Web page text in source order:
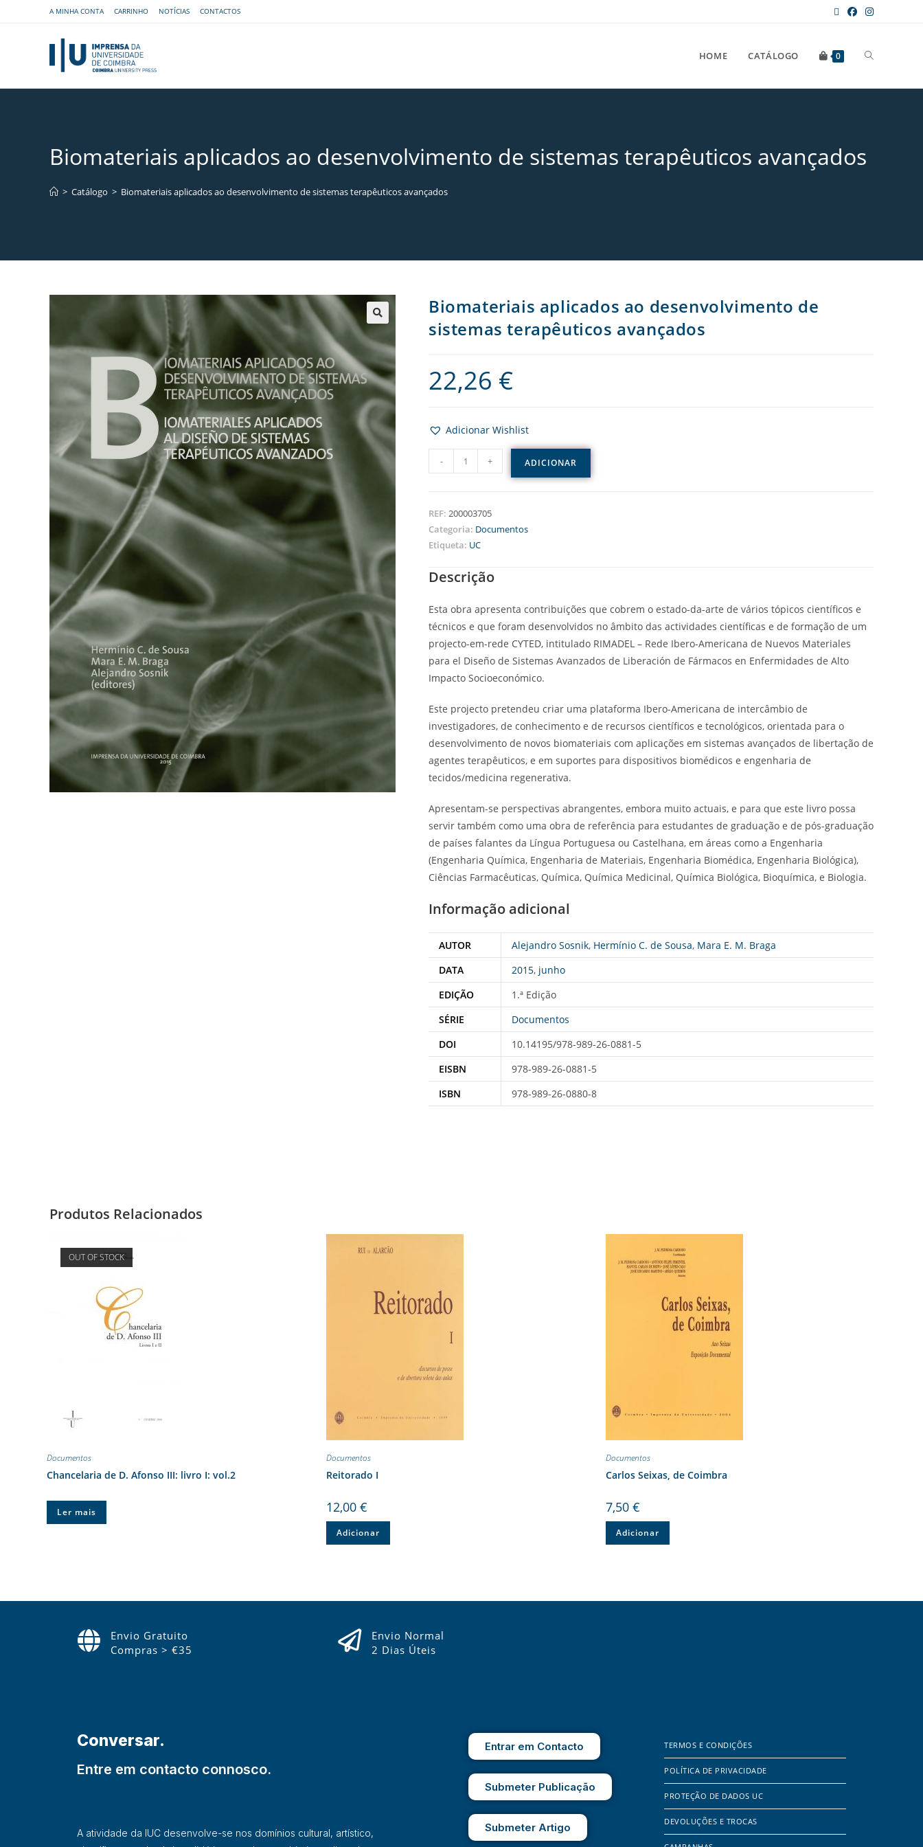
A MINHA CONTA CARRINHO NOTÍCIAS CONTACTOS
HOME CATÁLOGO 0
Biomateriais aplicados ao desenvolvimento de sistemas terapêuticos avançados
> Catálogo > Biomateriais aplicados ao desenvolvimento de sistemas terapêuticos avançados
Biomateriais aplicados ao desenvolvimento de
sistemas terapêuticos avançados
22,26 €
Adicionar Wishlist
- + ADICIONAR
REF: 200003705
Categoria: Documentos
Etiqueta: UC
Descrição
Esta obra apresenta contribuições que cobrem o estado-da-arte de vários tópicos científicos e
técnicos e que foram desenvolvidos no âmbito das actividades científicas e de formação de um
projecto-em-rede CYTED, intitulado RIMADEL – Rede Ibero-Americana de Nuevos Materiales
para el Diseño de Sistemas Avanzados de Liberación de Fármacos en Enfermidades de Alto
Impacto Socioeconómico.
Este projecto pretendeu criar uma plataforma Ibero-Americana de intercâmbio de
investigadores, de conhecimento e de recursos científicos e tecnológicos, orientada para o
desenvolvimento de novos biomateriais com aplicações em sistemas avançados de libertação de
agentes terapêuticos, e em suportes para dispositivos biomédicos e engenharia de
tecidos/medicina regenerativa.
Apresentam-se perspectivas abrangentes, embora muito actuais, e para que este livro possa
servir também como uma obra de referência para estudantes de graduação e de pós-graduação
de países falantes da Língua Portuguesa ou Castelhana, em áreas como a Engenharia
(Engenharia Química, Engenharia de Materiais, Engenharia Biomédica, Engenharia Biológica),
Ciências Farmacêuticas, Química, Química Medicinal, Química Biológica, Bioquímica, e Biologia.
Informação adicional
AUTOR Alejandro Sosnik, Hermínio C. de Sousa, Mara E. M. Braga
DATA
2015, junho
EDIÇÃO
1.ª Edição
SÉRIE
Documentos
DOI
10.14195/978-989-26-0881-5
EISBN
978-989-26-0881-5
ISBN
978-989-26-0880-8
Produtos Relacionados
OUT OF STOCK
Documentos
Chancelaria de D. Afonso III: livro I: vol.2
Ler mais
Documentos
Reitorado I
12,00 €
Adicionar
Documentos
Carlos Seixas, de Coimbra
7,50 €
Adicionar
Envio Gratuito
Compras > €35
Envio Normal
2 Dias Úteis
Conversar.
Entre em contacto connosco.
A atividade da IUC desenvolve-se nos domínios cultural, artístico,
Entrar em Contacto
Submeter Publicação
Submeter Artigo
TERMOS E CONDIÇÕES
POLÍTICA DE PRIVACIDADE
PROTEÇÃO DE DADOS UC
DEVOLUÇÕES E TROCAS